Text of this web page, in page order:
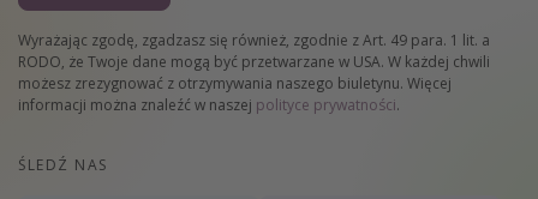
Wyrażając zgodę, zgadzasz się również, zgodnie z Art. 49 para. 1 lit. a
RODO, że Twoje dane mogą być przetwarzane w USA. W każdej chwili
możesz zrezygnować z otrzymywania naszego biuletynu. Więcej
informacji można znaleźć w naszej polityce prywatności.
ŚLEDŹ NAS